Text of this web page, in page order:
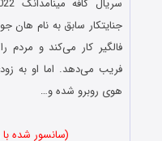
جنایتکار سابق به نام هان
فالگیر کار می‌کند و مردم
فریب می‌دهد. اما او به
هوی روبرو شده و…
(سانسور شده